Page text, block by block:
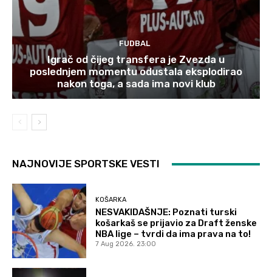
FUDBAL
Igrač od čijeg transfera je Zvezda u
poslednjem momentu odustala eksplodirao
nakon toga, a sada ima novi klub
NAJNOVIJE SPORTSKE VESTI
KOŠARKA
NESVAKIDAŠNJE: Poznati turski
košarkaš se prijavio za Draft ženske
NBA lige – tvrdi da ima prava na to!
7 Aug 2026. 23:00